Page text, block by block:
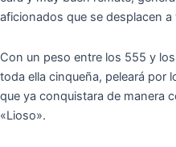
aficionados que se desplacen a
Con un peso entre los 555 y
toda ella cinqueña, peleará por
que ya conquistara de manera
«Lioso».